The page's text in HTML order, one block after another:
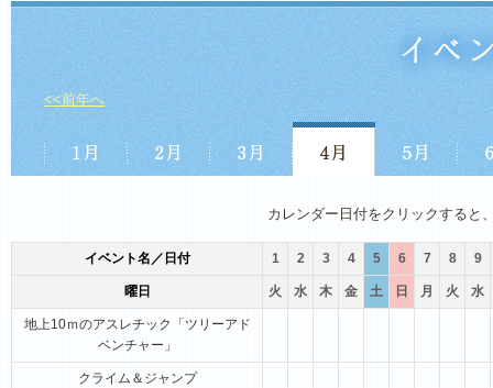
<<前年へ
カレンダー日付をクリックすると
イベント名／日付 1 2 3 4 5 6 7 8 9
曜日 火 水 木 金 土 日 月 火 水
地上10ｍのアスレチック「ツリーアド
ベンチャー」
クライム＆ジャンプ